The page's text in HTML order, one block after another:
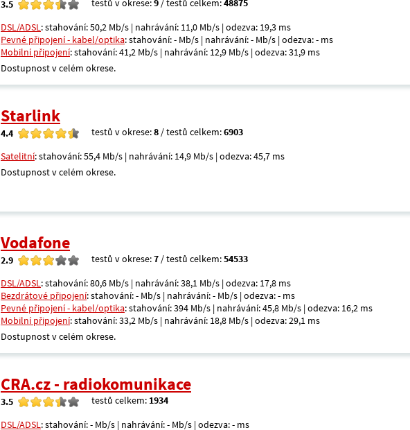
3.5 testů v okrese:9 / testů celkem:48875
DSL/ADSL: stahování: 50,2 Mb/s | nahrávání: 11,0 Mb/s | odezva: 19,3 ms
Pevné připojení - kabel/optika: stahování: - Mb/s | nahrávání: - Mb/s | odezva: - ms
Mobilní připojení: stahování: 41,2 Mb/s | nahrávání: 12,9 Mb/s | odezva: 31,9 ms
Dostupnost v celém okrese.
Starlink
4.4 testů v okrese:8 / testů celkem:6903
Satelitní: stahování: 55,4 Mb/s | nahrávání: 14,9 Mb/s | odezva: 45,7 ms
Dostupnost v celém okrese.
Vodafone
2.9 testů v okrese:7 / testů celkem:54533
DSL/ADSL: stahování: 80,6 Mb/s | nahrávání: 38,1 Mb/s | odezva: 17,8 ms
Bezdrátové připojení: stahování: - Mb/s | nahrávání: - Mb/s | odezva: - ms
Pevné připojení - kabel/optika: stahování: 394 Mb/s | nahrávání: 45,8 Mb/s | odezva: 16,2 ms
Mobilní připojení: stahování: 33,2 Mb/s | nahrávání: 18,8 Mb/s | odezva: 29,1 ms
Dostupnost v celém okrese.
CRA.cz - radiokomunikace
3.5 testů celkem: 1934
DSL/ADSL: stahování: - Mb/s | nahrávání: - Mb/s | odezva: - ms